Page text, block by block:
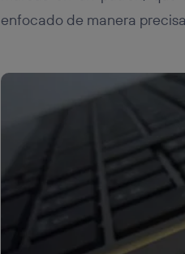
enfocado de manera